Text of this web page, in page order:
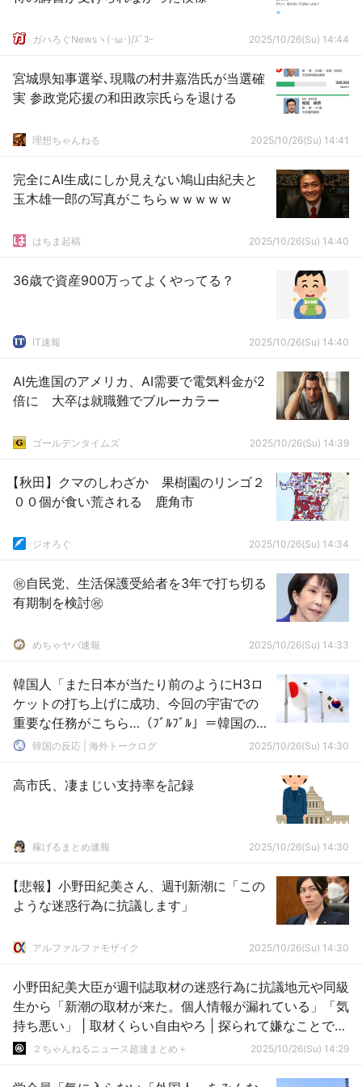
ガハろぐNewsヽ(･ω･)/ｽﾞｺｰ 2025/10/26(Su) 14:44
宮城県知事選挙､現職の村井嘉浩氏が当選確
実 参政党応援の和田政宗氏らを退ける
理想ちゃんねる 2025/10/26(Su) 14:41
完全にAI生成にしか見えない鳩山由紀夫と
玉木雄一郎の写真がこちらｗｗｗｗｗ
はちま起稿 2025/10/26(Su) 14:40
36歳で資産900万ってよくやってる？
IT速報 2025/10/26(Su) 14:40
AI先進国のアメリカ、AI需要で電気料金が2
倍に 大卒は就職難でブルーカラー
ゴールデンタイムズ 2025/10/26(Su) 14:39
【秋田】クマのしわざか 果樹園のリンゴ２
００個が食い荒される 鹿角市
ジオろぐ 2025/10/26(Su) 14:34
㊗自民党、生活保護受給者を3年で打ち切る
有期制を検討㊗
めちゃヤバ速報 2025/10/26(Su) 14:33
韓国人「また日本が当たり前のようにH3ロ
ケットの打ち上げに成功、今回の宇宙での
重要な任務がこちら…（ﾌﾞﾙﾌﾞﾙ」＝韓国の反
応 韓国の反応 | 海外トークログ 2025/10/26(Su) 14:30
高市氏、凄まじい支持率を記録
稼げるまとめ速報 2025/10/26(Su) 14:30
【悲報】小野田紀美さん、週刊新潮に「この
ような迷惑行為に抗議します」
アルファルファモザイク 2025/10/26(Su) 14:30
小野田紀美大臣が週刊誌取材の迷惑行為に抗議地元や同級
生から「新潮の取材が来た。個人情報が漏れている」「気
持ち悪い」 | 取材くらい自由やろ | 探られて嫌なことでも
あるのか？
２ちゃんねるニュース超速まとめ＋ 2025/10/26(Su) 14:29